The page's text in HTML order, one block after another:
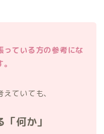
っている方の参考にな
ていても、
何か」